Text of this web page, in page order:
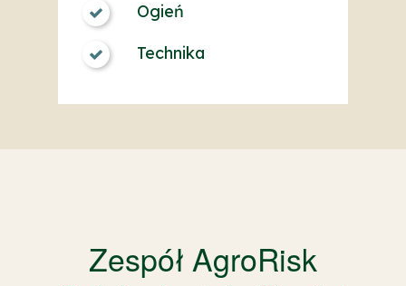
Ogień
Technika
Zespół AgroRisk